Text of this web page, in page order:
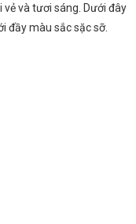
và tươi sáng. Dưới đây
đầy màu sắc sặc sỡ.